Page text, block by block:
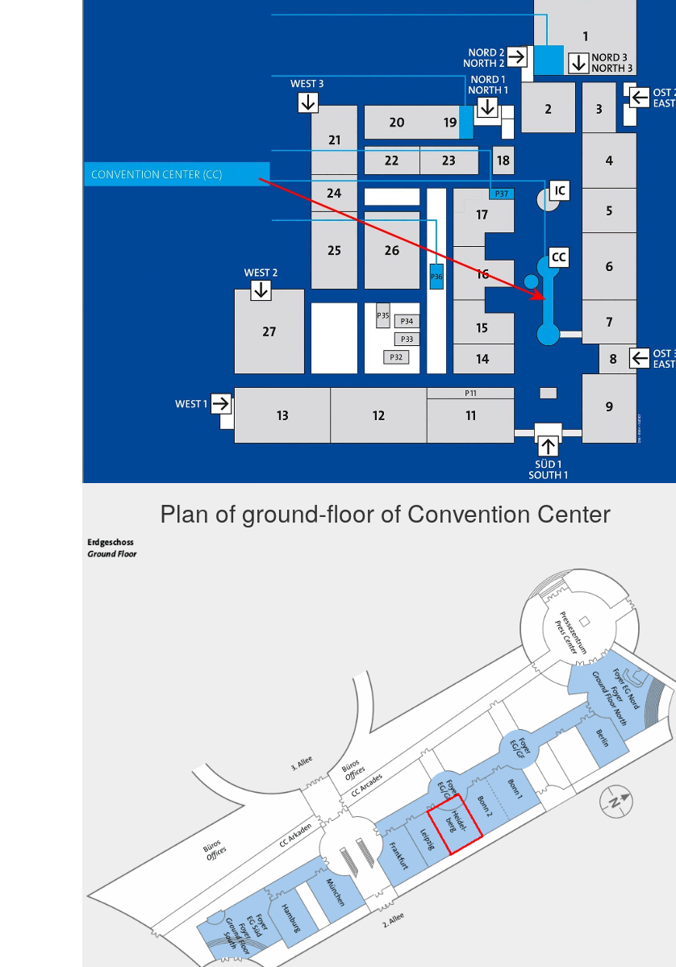
Plan of ground-floor of Convention Center